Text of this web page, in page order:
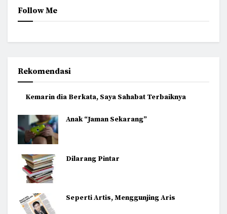
Follow Me
Rekomendasi
Kemarin dia Berkata, Saya Sahabat Terbaiknya
Anak “Jaman Sekarang”
Dilarang Pintar
Seperti Artis, Menggunjing Aris